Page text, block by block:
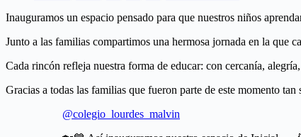
Inauguramos un espacio pensado para que nuestros niños
Junto a las familias compartimos una hermosa jornada en la que
Cada rincón refleja nuestra forma de educar: con cercanía,
Gracias a todas las familias que fueron parte de este momento
@colegio_lourdes_malvin